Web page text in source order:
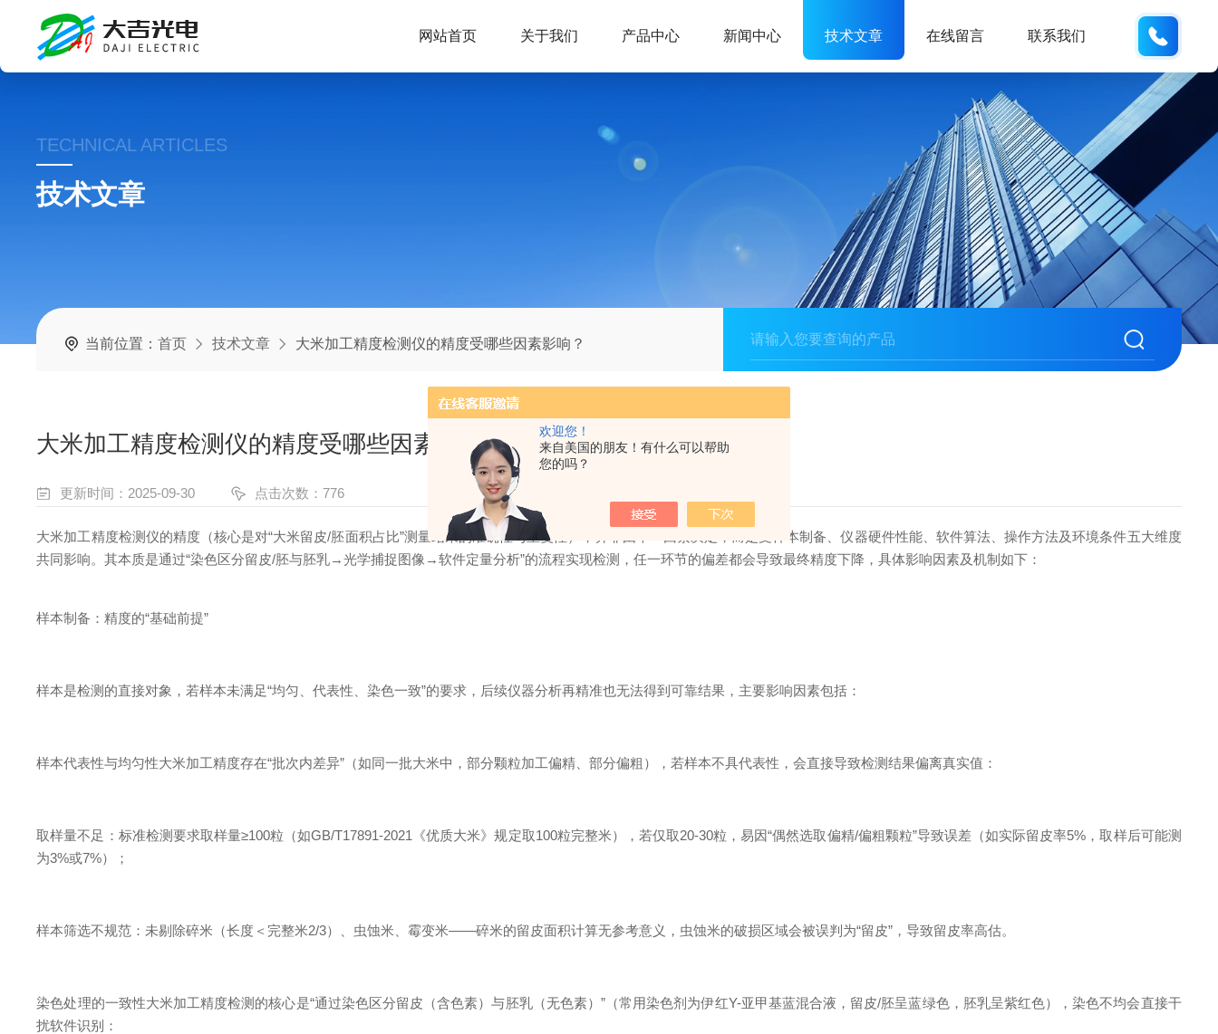
欢迎您！
来自美国的朋友！有什么可以帮助
您的吗？
0571-
网站首页 关于我们 产品中心 新闻中心 技术文章 在线留言 联系我们
TECHNICAL ARTICLES
技术文章
当前位置：首页 技术文章 大米加工精度检测仪的精度受哪些因素影响？
大米加工精度检测仪的精度受哪些因素影响？
更新时间：2025-09-30 点击次数：776
大米加工精度检测仪的精度（核心是对“大米留皮/胚面积占比”测量结果的准确性与重复性），并非由单一因素决定，而是受样本制备、仪器硬件性能、软件算法、操作方法及环境条件五大维度
共同影响。其本质是通过“染色区分留皮/胚与胚乳→光学捕捉图像→软件定量分析”的流程实现检测，任一环节的偏差都会导致最终精度下降，具体影响因素及机制如下：
样本制备：精度的“基础前提”
样本是检测的直接对象，若样本未满足“均匀、代表性、染色一致”的要求，后续仪器分析再精准也无法得到可靠结果，主要影响因素包括：
样本代表性与均匀性大米加工精度存在“批次内差异”（如同一批大米中，部分颗粒加工偏精、部分偏粗），若样本不具代表性，会直接导致检测结果偏离真实值：
取样量不足：标准检测要求取样量≥100粒（如GB/T17891-2021《优质大米》规定取100粒完整米），若仅取20-30粒，易因“偶然选取偏精/偏粗颗粒”导致误差（如实际留皮率5%，取样后可能测
为3%或7%）；
样本筛选不规范：未剔除碎米（长度＜完整米2/3）、虫蚀米、霉变米——碎米的留皮面积计算无参考意义，虫蚀米的破损区域会被误判为“留皮”，导致留皮率高估。
染色处理的一致性大米加工精度检测的核心是“通过染色区分留皮（含色素）与胚乳（无色素）”（常用染色剂为伊红Y-亚甲基蓝混合液，留皮/胚呈蓝绿色，胚乳呈紫红色），染色不均会直接干
扰软件识别：